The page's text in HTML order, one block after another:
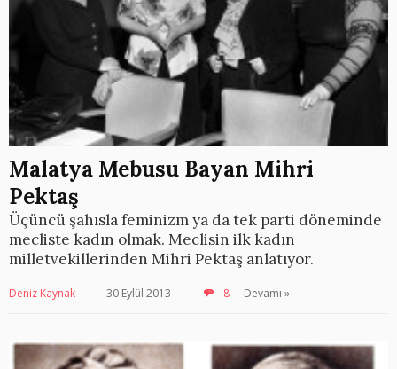
Malatya Mebusu Bayan Mihri
Pektaş
Üçüncü şahısla feminizm ya da tek parti döneminde
mecliste kadın olmak. Meclisin ilk kadın
milletvekillerinden Mihri Pektaş anlatıyor.
Deniz Kaynak 30 Eylül 2013 8 Devamı »